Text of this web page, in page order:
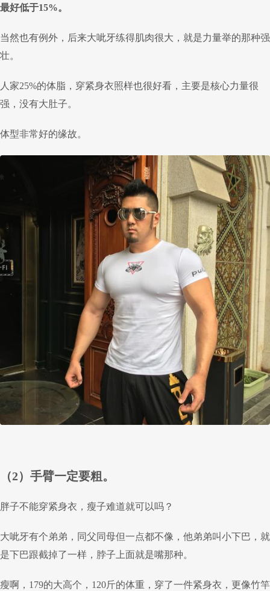
最好低于15%。
当然也有例外，后来大呲牙练得肌肉很大，就是力量举的那种强
壮。
人家25%的体脂，穿紧身衣照样也很好看，主要是核心力量很
强，没有大肚子。
体型非常好的缘故。
（2）手臂一定要粗。
胖子不能穿紧身衣，瘦子难道就可以吗？
大呲牙有个弟弟，同父同母但一点都不像，他弟弟叫小下巴，就
是下巴跟截掉了一样，脖子上面就是嘴那种。
瘦啊，179的大高个，120斤的体重，穿了一件紧身衣，更像竹竿